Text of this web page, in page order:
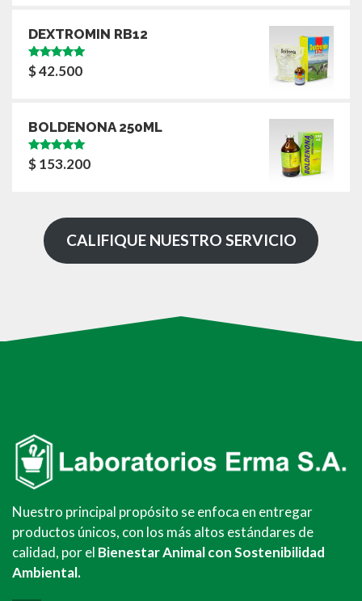
DEXTROMIN RB12
Valorado
con5.00de
$42.500
BOLDENONA 250ML
Valorado
con5.00de
$153.200
CALIFIQUE NUESTRO SERVICIO
Nuestro principal propósito se enfoca en entregar
productos únicos, con los más altos estándares de
calidad, por el Bienestar Animal con Sostenibilidad
Ambiental.